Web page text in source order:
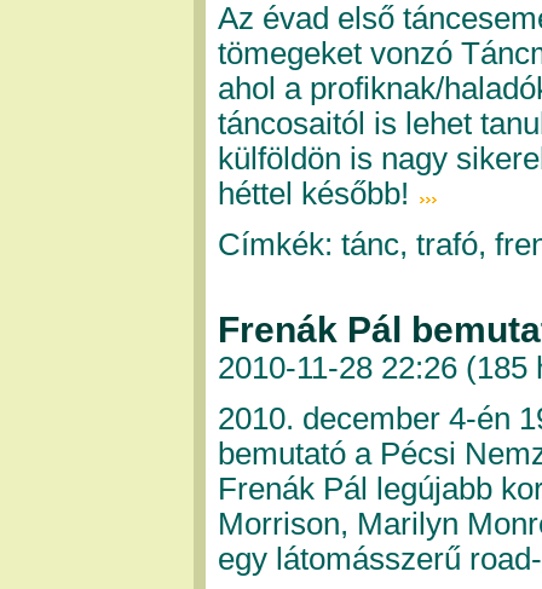
Az évad első
tömegeket vonzó
ahol a profiknak/
táncosaitól is lehet
külföldön is nagy
héttel később!
Címkék: tánc, trafó,
Frenák Pál
2010-11-28 22:26 (185
2010. december 4-én
bemutató a Pécsi
Frenák Pál legújabb
Morrison, Marilyn
egy látomásszerű